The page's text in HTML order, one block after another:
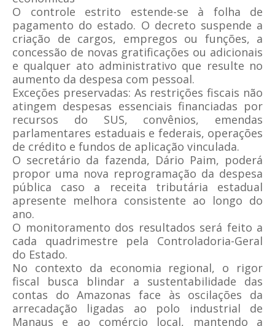
O controle estrito estende-se à folha de
pagamento do estado. O decreto suspende a
criação de cargos, empregos ou funções, a
concessão de novas gratificações ou adicionais
e qualquer ato administrativo que resulte no
aumento da despesa com pessoal.
Exceções preservadas: As restrições fiscais não
atingem despesas essenciais financiadas por
recursos do SUS, convênios, emendas
parlamentares estaduais e federais, operações
de crédito e fundos de aplicação vinculada.
O secretário da fazenda, Dário Paim, poderá
propor uma nova reprogramação da despesa
pública caso a receita tributária estadual
apresente melhora consistente ao longo do
ano.
O monitoramento dos resultados será feito a
cada quadrimestre pela Controladoria-Geral
do Estado.
No contexto da economia regional, o rigor
fiscal busca blindar a sustentabilidade das
contas do Amazonas face às oscilações da
arrecadação ligadas ao polo industrial de
Manaus e ao comércio local, mantendo a